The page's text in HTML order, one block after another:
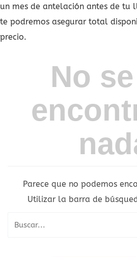
un mes de antelación antes de tu
te podremos asegurar total
precio.
No
Parece que no podemos
Utilizar la barra de